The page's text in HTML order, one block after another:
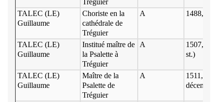
Tréguier
TALEC (LE)
Guillaume
Choriste en la
cathédrale de
Tréguier
A 1488,
TALEC (LE)
Guillaume
Institué maître de
la Psalette à
Tréguier
A
1507, 18
st.)
TALEC (LE)
Guillaume
Maître de la
Psalette de
Tréguier
A
1511, † 26
décembre